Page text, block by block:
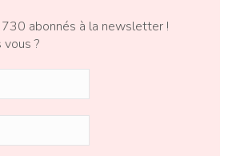
abonnés à la newsletter !
vous ?